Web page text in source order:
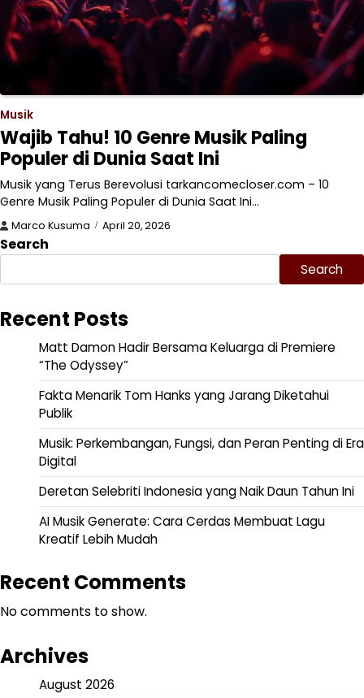
Musik
Wajib Tahu! 10 Genre Musik Paling
Populer di Dunia Saat Ini
Musik yang Terus Berevolusi tarkancomecloser.com – 10
Genre Musik Paling Populer di Dunia Saat Ini…
Marco Kusuma April 20, 2026
Search
Search
Recent Posts
Matt Damon Hadir Bersama Keluarga di Premiere
“The Odyssey”
Fakta Menarik Tom Hanks yang Jarang Diketahui
Publik
Musik: Perkembangan, Fungsi, dan Peran Penting di Era
Digital
Deretan Selebriti Indonesia yang Naik Daun Tahun Ini
AI Musik Generate: Cara Cerdas Membuat Lagu
Kreatif Lebih Mudah
Recent Comments
No comments to show.
Archives
August 2026